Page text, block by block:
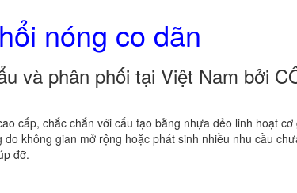
nóng co dãn
và phân phối tại Việt Nam bởi
cấp, chắc chắn với cấu tạo bằng nhựa dẻo linh hoạt
không gian mở rộng hoặc phát sinh nhiều nhu cầu
đỡ.